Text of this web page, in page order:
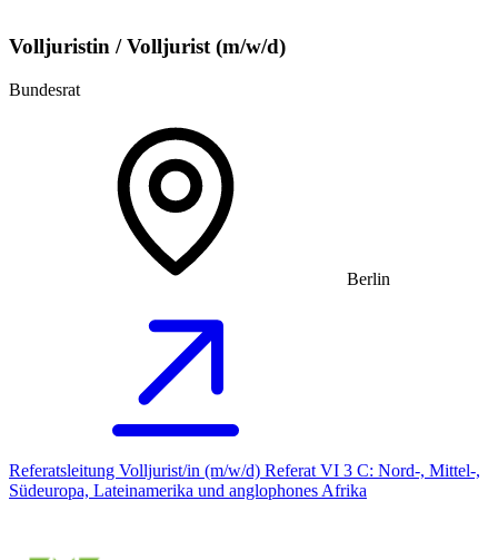
Volljuristin / Volljurist (m/w/d)
Bundesrat
Berlin
Referatsleitung Volljurist/in (m/w/d) Referat VI 3 C: Nord-, Mittel-,
Südeuropa, Lateinamerika und anglophones Afrika